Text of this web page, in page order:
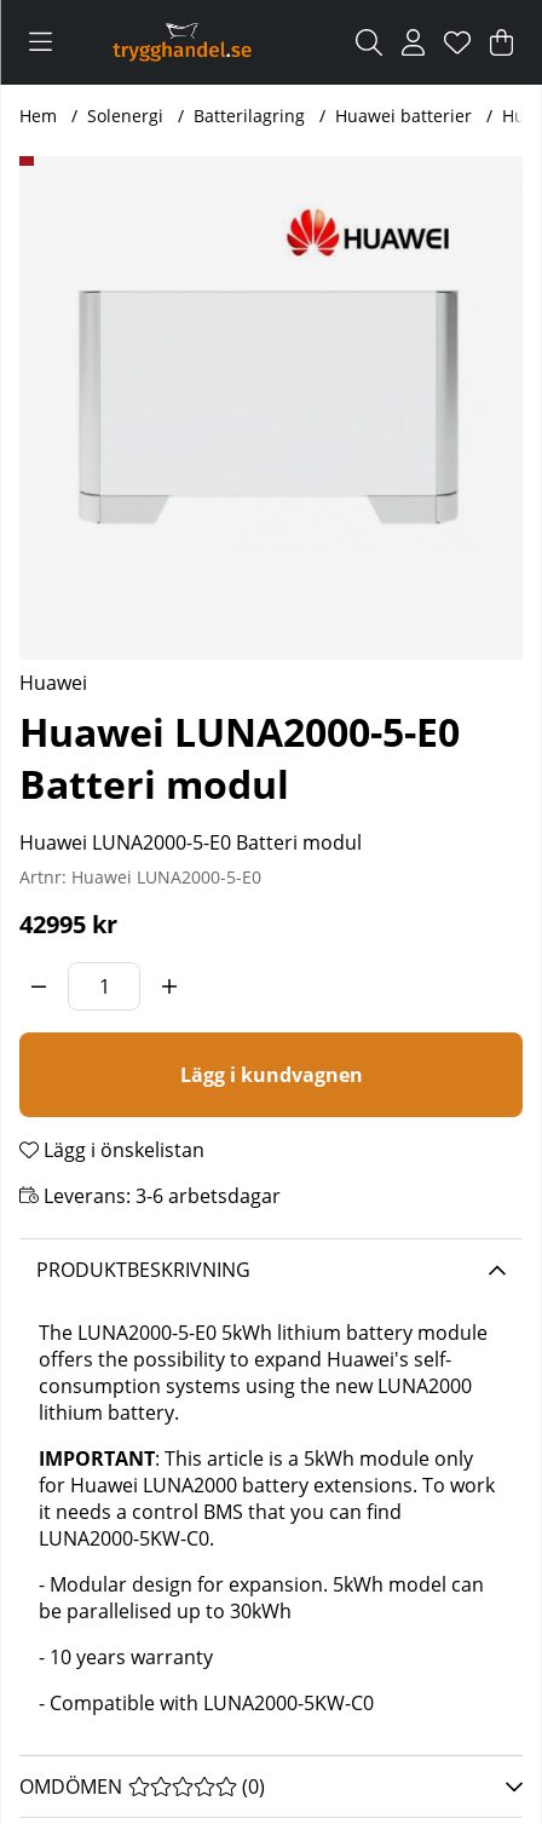
.
Hem Solenergi Batterilagring Huawei batterier
Produktbilder Huawei LUNA2000-5-E0 Batteri modul
Huawei
Huawei LUNA2000-5-E0
Batteri modul
Huawei LUNA2000-5-E0 Batteri modul
Artnr: Huawei LUNA2000-5-E0
42995 kr
Lägg i kundvagnen
Lägg i önskelistan
Leverans: 3-6 arbetsdagar
PRODUKTBESKRIVNING
The LUNA2000-5-E0 5kWh lithium battery module
offers the possibility to expand Huawei's self-
consumption systems using the new LUNA2000
lithium battery.
IMPORTANT: This article is a 5kWh module only
for Huawei LUNA2000 battery extensions. To work
it needs a control BMS that you can find
LUNA2000-5KW-C0.
- Modular design for expansion. 5kWh model can
be parallelised up to 30kWh
- 10 years warranty
- Compatible with LUNA2000-5KW-C0
OMDÖMEN MEDELBETYG 0 AV 5 ANTAL BETYG 0
(0)